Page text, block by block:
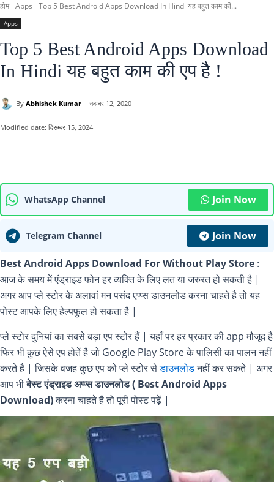
होम Apps Top 5 Best Android Apps Download In Hindi यह बहुत काम की...
Apps
Top 5 Best Android Apps Download
In Hindi यह बहुत काम की एप है !
By Abhishek Kumar नवम्बर 12, 2020
Modified date: दिसम्बर 15, 2024
WhatsApp Channel Join Now
Telegram Channel Join Now
Best Android Apps Download For Without Play Store :
आज के समय में एंड्राइड फोन हर व्यक्ति के लिए लत या जरुरत हो सकती है |
अगर आप प्ले स्टोर के अलावां मन पसंद एप्प्स डाउनलोड करना चाहते है तो यह
पोस्ट आपके लिए हेल्पफुल हो सकता है |
प्ले स्टोर दुनियां का सबसे बड़ा एप स्टोर हैं | यहाँ पर हर प्रकार की app मौजूद है
फिर भी कुछ ऐसे एप होतें है जो Google Play Store के पालिसी का पालन नहीं
करते है | जिसके वजह कुछ एप को प्ले स्टोर सेडाउनलोडनहीं कर सकते | अगर
आप भीबेस्ट एंड्राइड अप्प्स डाउनलोड ( Best Android Apps
Download)करना चाहते है तो पूरी पोस्ट पढ़ें |